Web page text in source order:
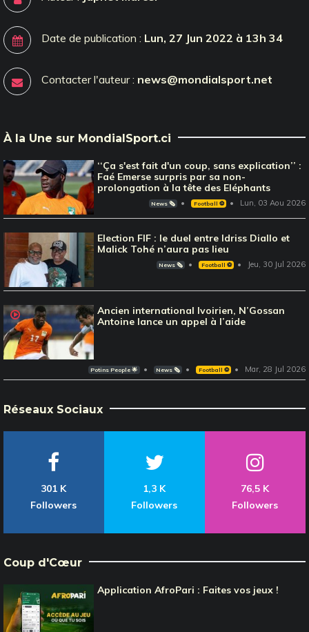
Date de publication : Lun, 27 Jun 2022 à 13h 34
Contacter l'auteur : news@mondialsport.net
À la Une sur MondialSport.ci
‘‘Ça s'est fait d'un coup, sans explication’’ :
Faé Emerse surpris par sa non-
prolongation à la tête des Eléphants
News 🗞️ Football ⚽️ Lun, 03 Aou 2026
Election FIF : le duel entre Idriss Diallo et
Malick Tohé n’aura pas lieu
News 🗞️ Football ⚽️ Jeu, 30 Jul 2026
Ancien international Ivoirien, N’Gossan
Antoine lance un appel à l’aide
Potins People 🌟 News 🗞️ Football ⚽️ Mar, 28 Jul 2026
Réseaux Sociaux
301 K
Followers
1,3 K
Followers
76,5 K
Followers
Coup d'Cœur
Application AfroPari : Faites vos jeux !